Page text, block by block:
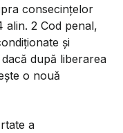
consecințelor
alin. 2 Cod penal,
și
după liberarea
o nouă
a